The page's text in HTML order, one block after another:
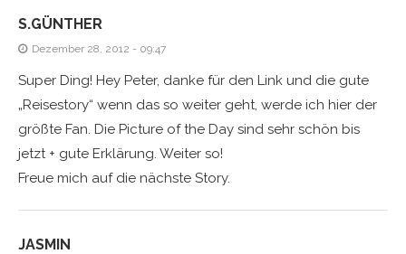
S.GÜNTHER
Dezember 28, 2012 - 09:47
Super Ding! Hey Peter, danke für den Link und die gute
„Reisestory“ wenn das so weiter geht, werde ich hier der
größte Fan. Die Picture of the Day sind sehr schön bis
jetzt + gute Erklärung. Weiter so!
Freue mich auf die nächste Story.
JASMIN